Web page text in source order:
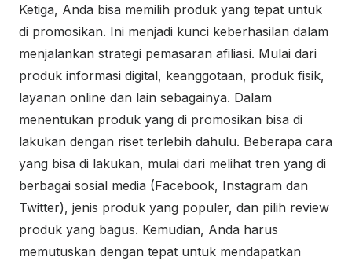
Ketiga, Anda bisa memilih produk yang tepat untuk
di promosikan. Ini menjadi kunci keberhasilan dalam
menjalankan strategi pemasaran afiliasi. Mulai dari
produk informasi digital, keanggotaan, produk fisik,
layanan online dan lain sebagainya. Dalam
menentukan produk yang di promosikan bisa di
lakukan dengan riset terlebih dahulu. Beberapa cara
yang bisa di lakukan, mulai dari melihat tren yang di
berbagai sosial media (Facebook, Instagram dan
Twitter), jenis produk yang populer, dan pilih review
produk yang bagus. Kemudian, Anda harus
memutuskan dengan tepat untuk mendapatkan